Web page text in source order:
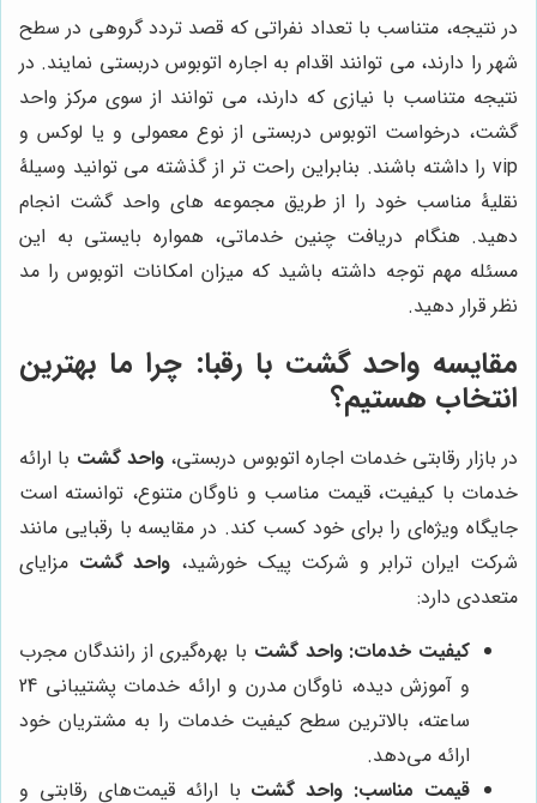
در نتیجه، متناسب با تعداد نفراتی که قصد تردد گروهی در سطح
شهر را دارند، می توانند اقدام به اجاره اتوبوس دربستی نمایند. در
نتیجه متناسب با نیازی که دارند، می توانند از سوی مرکز واحد
گشت، درخواست اتوبوس دربستی از نوع معمولی و یا لوکس و
vip را داشته باشند. بنابراین راحت تر از گذشته می توانید وسیلۀ
نقلیۀ مناسب خود را از طریق مجموعه های واحد گشت انجام
دهید. هنگام دریافت چنین خدماتی، همواره بایستی به این
مسئله مهم توجه داشته باشید که میزان امکانات اتوبوس را مد
نظر قرار دهید.
مقایسه واحد گشت با رقبا: چرا ما بهترین
انتخاب هستیم؟
در بازار رقابتی خدمات اجاره اتوبوس دربستی،واحد گشت با ارائه
خدمات با کیفیت، قیمت مناسب و ناوگان متنوع، توانسته است
جایگاه ویژه‌ای را برای خود کسب کند. در مقایسه با رقبایی مانند
شرکت ایران ترابر و شرکت پیک خورشید، واحد گشت مزایای
متعددی دارد:
کیفیت خدمات: واحد گشت با بهره‌گیری از رانندگان مجرب
و آموزش دیده، ناوگان مدرن و ارائه خدمات پشتیبانی 24
ساعته، بالاترین سطح کیفیت خدمات را به مشتریان خود
ارائه می‌دهد.
قیمت مناسب: واحد گشت با ارائه قیمت‌های رقابتی و